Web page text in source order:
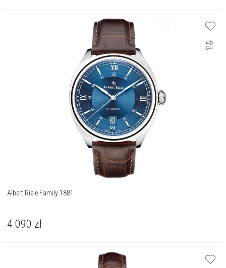
Albert Riele Family 1881
4 090 zł